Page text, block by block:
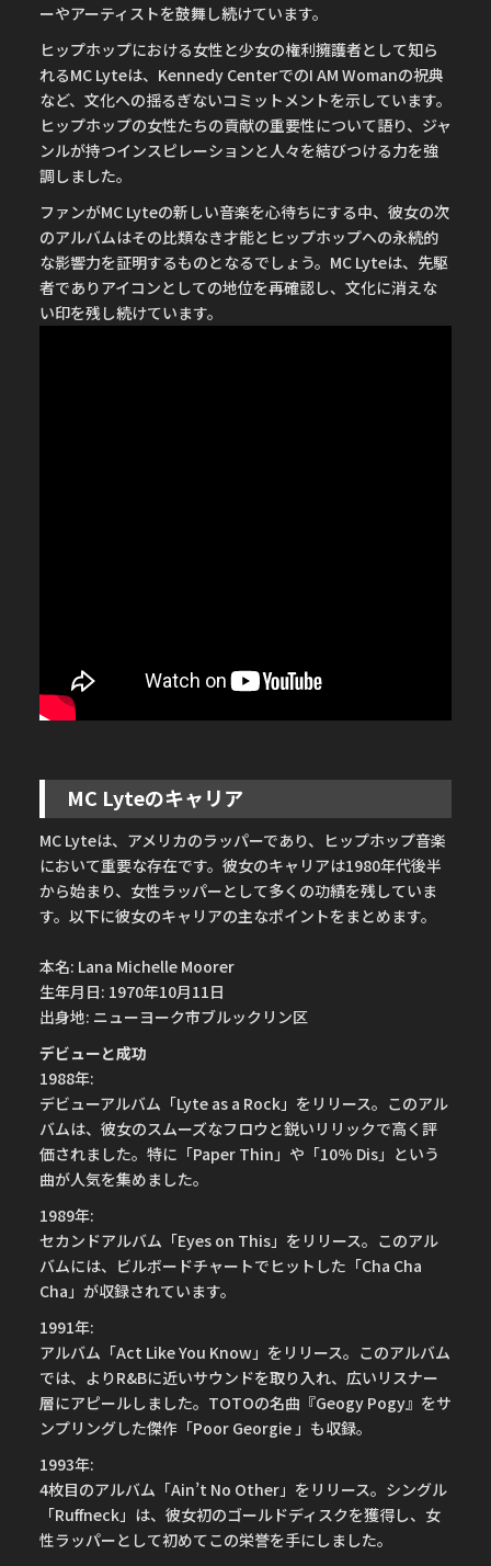
ーやアーティストを鼓舞し続けています。
ヒップホップにおける女性と少女の権利擁護者として知ら
れるMC Lyteは、Kennedy CenterでのI AM Womanの祝典
など、文化への揺るぎないコミットメントを示しています。
ヒップホップの女性たちの貢献の重要性について語り、ジャ
ンルが持つインスピレーションと人々を結びつける力を強
調しました。
ファンがMC Lyteの新しい音楽を心待ちにする中、彼女の次
のアルバムはその比類なき才能とヒップホップへの永続的
な影響力を証明するものとなるでしょう。MC Lyteは、先駆
者でありアイコンとしての地位を再確認し、文化に消えな
い印を残し続けています。
MC Lyteのキャリア
MC Lyteは、アメリカのラッパーであり、ヒップホップ音楽
において重要な存在です。彼女のキャリアは1980年代後半
から始まり、女性ラッパーとして多くの功績を残していま
す。以下に彼女のキャリアの主なポイントをまとめます。
本名: Lana Michelle Moorer
生年月日: 1970年10月11日
出身地: ニューヨーク市ブルックリン区
デビューと成功
1988年:
デビューアルバム「Lyte as a Rock」をリリース。このアル
バムは、彼女のスムーズなフロウと鋭いリリックで高く評
価されました。特に「Paper Thin」や「10% Dis」という
曲が人気を集めました。
1989年:
セカンドアルバム「Eyes on This」をリリース。このアル
バムには、ビルボードチャートでヒットした「Cha Cha
Cha」が収録されています。
1991年:
アルバム「Act Like You Know」をリリース。このアルバム
では、よりR&Bに近いサウンドを取り入れ、広いリスナー
層にアピールしました。TOTOの名曲『Geogy Pogy』をサ
ンプリングした傑作「Poor Georgie 」も収録。
1993年:
4枚目のアルバム「Ain’t No Other」をリリース。シングル
「Ruffneck」は、彼女初のゴールドディスクを獲得し、女
性ラッパーとして初めてこの栄誉を手にしました。